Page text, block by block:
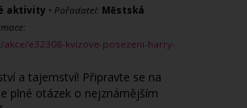
aktivity • Pořadatel: Městská
e32308-kvizove-posezeni-harry-
a tajemství! Připravte se na
plné otázek o nejznámějším